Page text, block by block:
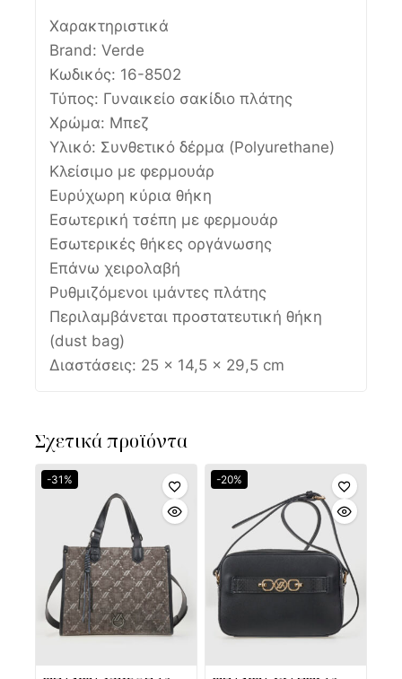
Χαρακτηριστικά
Brand: Verde
Κωδικός: 16-8502
Τύπος: Γυναικείο σακίδιο πλάτης
Χρώμα: Μπεζ
Υλικό: Συνθετικό δέρμα (Polyurethane)
Κλείσιμο με φερμουάρ
Ευρύχωρη κύρια θήκη
Εσωτερική τσέπη με φερμουάρ
Εσωτερικές θήκες οργάνωσης
Επάνω χειρολαβή
Ρυθμιζόμενοι ιμάντες πλάτης
Περιλαμβάνεται προστατευτική θήκη
(dust bag)
Διαστάσεις: 25 × 14,5 × 29,5 cm
Σχετικά προϊόντα
-31% -20%